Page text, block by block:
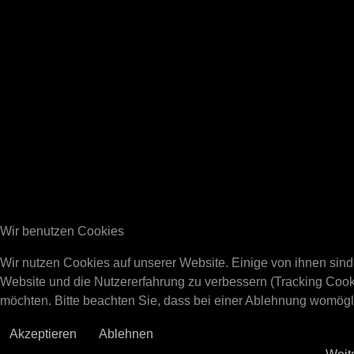
Wir benutzen Cookies
Wir nutzen Cookies auf unserer Website. Einige von ihnen
Website und die Nutzererfahrung zu verbessern (Tracking
möchten. Bitte beachten Sie, dass bei einer Ablehnung
Akzeptieren
Ablehnen